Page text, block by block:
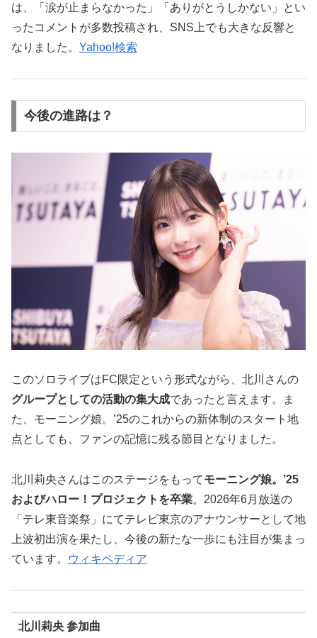
は、「涙が止まらなかった」「ありがとうしかない」とい
ったコメントが多数投稿され、SNS上でも大きな反響と
なりました。 Yahoo!検索
今後の進路は？
このソロライブはFC限定という形式ながら、北川さんの
グループとしての活動の集大成であったと言えます。ま
た、モーニング娘。’25のこれからの新体制のスタート地
点としても、ファンの記憶に残る節目となりました。
北川莉央さんはこのステージをもってモーニング娘。’25
およびハロー！プロジェクトを卒業。2026年6月放送の
「テレ東音楽祭」にてテレビ東京のアナウンサーとして地
上波初出演を果たし、今後の新たな一歩にも注目が集まっ
ています。
ウィキペディア
北川莉央 参加曲